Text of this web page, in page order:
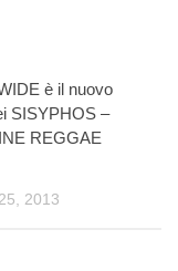
è il nuovo
SISYPHOS –
REGGAE
2013